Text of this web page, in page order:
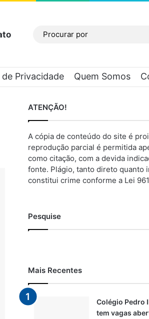
Barra Lateral
Privacidade Quem Somos
ATENÇÃO!
A cópia de conteúdo do site é
reprodução parcial é permitida
como citação, com a devida
fonte. Plágio, tanto direto quanto
constitui crime conforme a Lei
Pesquise
Mais Recentes
Colégio Pedro
tem vagas